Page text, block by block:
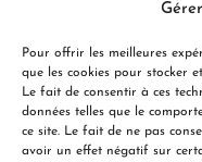
Pour offrir les meilleures
que les cookies pour stocker
Le fait de consentir à ces
données telles que le
ce site. Le fait de ne pas
avoir un effet négatif sur
Offres d'emploi
Espace Presse & Logo
Charte des réseaux
Documents